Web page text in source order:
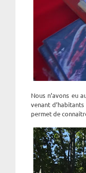
Nous n’avons eu
venant
permet de